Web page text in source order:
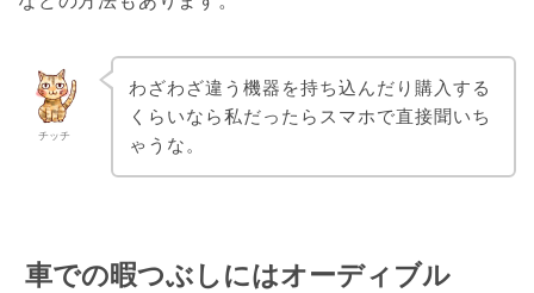
チッチ
わざわざ違う機器を持ち込んだり購入する
くらいなら私だったらスマホで直接聞いち
ゃうな。
車での暇つぶしにはオーディブル